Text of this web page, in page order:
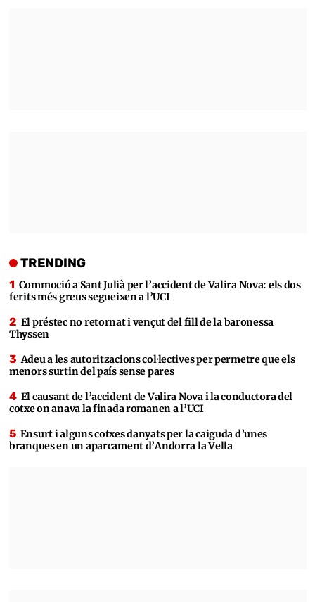
TRENDING
Commoció a Sant Julià per l’accident de Valira Nova: els dos
ferits més greus segueixen a l’UCI
El préstec no retornat i vençut del fill de la baronessa
Thyssen
Adeu a les autoritzacions col·lectives per permetre que els
menors surtin del país sense pares
El causant de l’accident de Valira Nova i la conductora del
cotxe on anava la finada romanen a l’UCI
Ensurt i alguns cotxes danyats per la caiguda d’unes
branques en un aparcament d’Andorra la Vella